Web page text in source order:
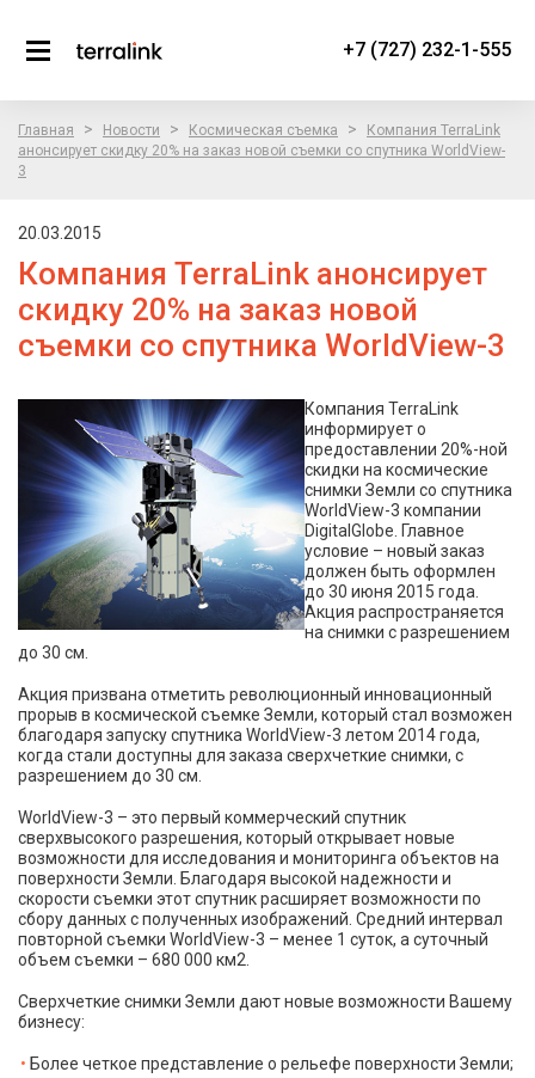
+7 (727) 232-1-555
Главная > Новости > Космическая съемка >
Компания TerraLink
анонсирует скидку 20% на заказ новой съемки со спутника WorldView-
3
20.03.2015
Компания TerraLink анонсирует
скидку 20% на заказ новой
съемки со спутника WorldView-3
Компания TerraLink
информирует о
предоставлении 20%-ной
скидки на космические
снимки Земли со спутника
WorldView-3 компании
DigitalGlobe. Главное
условие – новый заказ
должен быть оформлен
до 30 июня 2015 года.
Акция распространяется
на снимки с разрешением
до 30 см.
Акция призвана отметить революционный инновационный
прорыв в космической съемке Земли, который стал возможен
благодаря запуску спутника WorldView-3 летом 2014 года,
когда стали доступны для заказа сверхчеткие снимки, с
разрешением до 30 см.
WorldView-3 – это первый коммерческий спутник
сверхвысокого разрешения, который открывает новые
возможности для исследования и мониторинга объектов на
поверхности Земли. Благодаря высокой надежности и
скорости съемки этот спутник расширяет возможности по
сбору данных с полученных изображений. Средний интервал
повторной съемки WorldView-3 – менее 1 суток, а суточный
объем съемки – 680 000 км2.
Сверхчеткие снимки Земли дают новые возможности Вашему
бизнесу:
Более четкое представление о рельефе поверхности Земли;